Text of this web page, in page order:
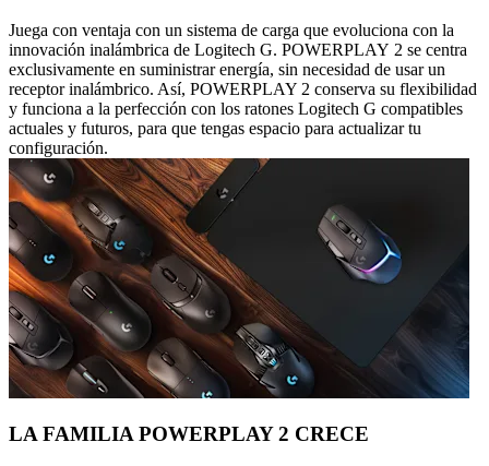
Juega con ventaja con un sistema de carga que evoluciona con la
innovación inalámbrica de Logitech G. POWERPLAY 2 se centra
exclusivamente en suministrar energía, sin necesidad de usar un
receptor inalámbrico. Así, POWERPLAY 2 conserva su flexibilidad
y funciona a la perfección con los ratones Logitech G compatibles
actuales y futuros, para que tengas espacio para actualizar tu
configuración.
LA FAMILIA POWERPLAY 2 CRECE